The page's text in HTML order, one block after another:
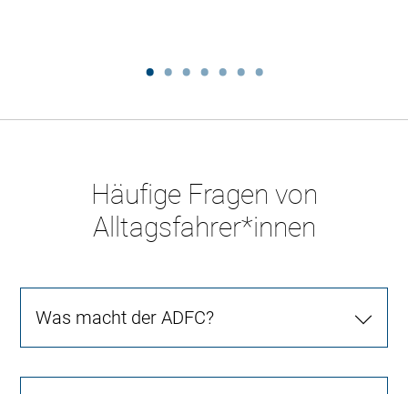
Häufige Fragen von
Alltagsfahrer*innen
Was macht der ADFC?